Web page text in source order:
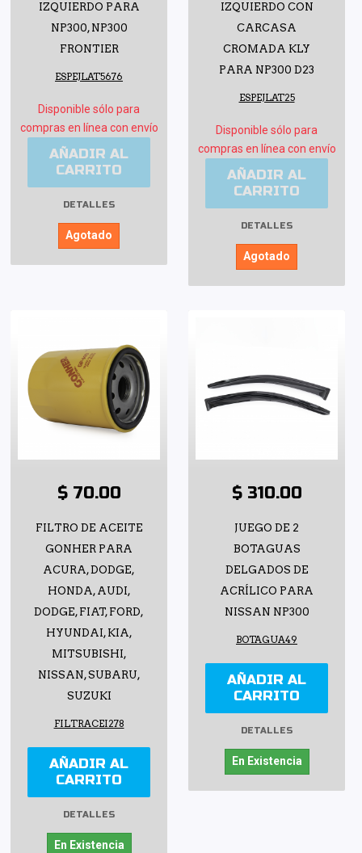
IZQUIERDO PARA
NP300, NP300
FRONTIER
ESPEJLAT5676
Disponible sólo para
compras en línea con envío
AÑADIR AL
CARRITO
DETALLES
Agotado
IZQUIERDO CON
CARCASA
CROMADA KLY
PARA NP300 D23
ESPEJLAT25
Disponible sólo para
compras en línea con envío
AÑADIR AL
CARRITO
DETALLES
Agotado
$ 70.00
FILTRO DE ACEITE
GONHER PARA
ACURA, DODGE,
HONDA, AUDI,
DODGE, FIAT, FORD,
HYUNDAI, KIA,
MITSUBISHI,
NISSAN, SUBARU,
SUZUKI
FILTRACEI278
AÑADIR AL
CARRITO
DETALLES
En Existencia
$ 310.00
JUEGO DE 2
BOTAGUAS
DELGADOS DE
ACRÍLICO PARA
NISSAN NP300
BOTAGUA49
AÑADIR AL
CARRITO
DETALLES
En Existencia